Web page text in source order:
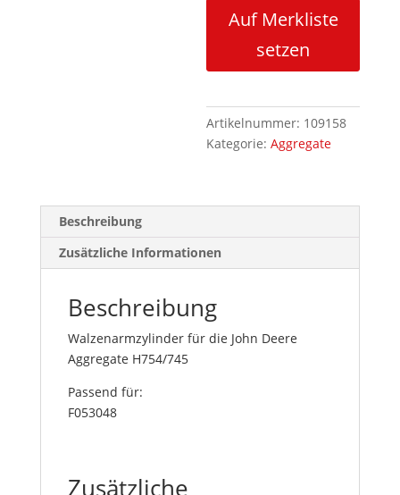
H754/745
MengeAuf Merkliste
setzen
Artikelnummer: 109158
Kategorie:Aggregate
Beschreibung
Zusätzliche Informationen
Beschreibung
Walzenarmzylinder für die John Deere
Aggregate H754/745
Passend für:
F053048
Zusätzliche